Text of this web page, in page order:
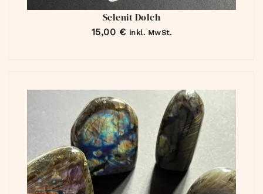
Selenit Dolch
15,00 € inkl. MwSt.